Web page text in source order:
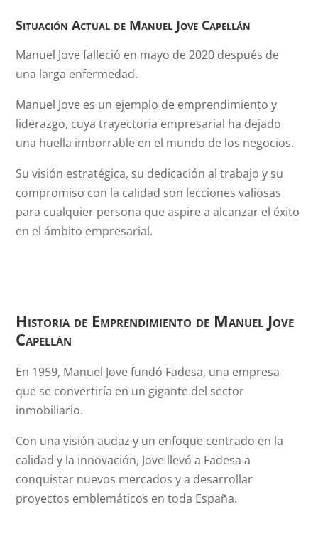
Situación Actual de Manuel Jove Capellán
Manuel Jove falleció en mayo de 2020 después de
una larga enfermedad.
Manuel Jove es un ejemplo de emprendimiento y
liderazgo, cuya trayectoria empresarial ha dejado
una huella imborrable en el mundo de los negocios.
Su visión estratégica, su dedicación al trabajo y su
compromiso con la calidad son lecciones valiosas
para cualquier persona que aspire a alcanzar el éxito
en el ámbito empresarial.
Historia de Emprendimiento de Manuel Jove
Capellán
En 1959, Manuel Jove fundó Fadesa, una empresa
que se convertiría en un gigante del sector
inmobiliario.
Con una visión audaz y un enfoque centrado en la
calidad y la innovación, Jove llevó a Fadesa a
conquistar nuevos mercados y a desarrollar
proyectos emblemáticos en toda España.